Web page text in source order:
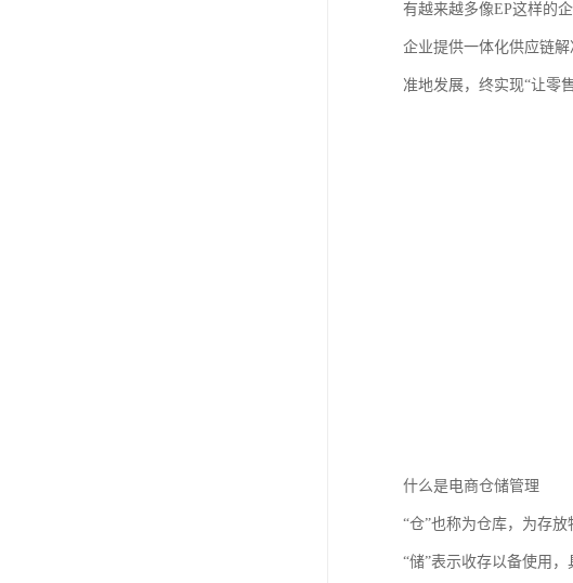
有越来越多像EP这样的
企业提供一体化供应链
准地发展，终实现“让零
什么是电商仓储管理
“仓”也称为仓库，为存
“储”表示收存以备使用